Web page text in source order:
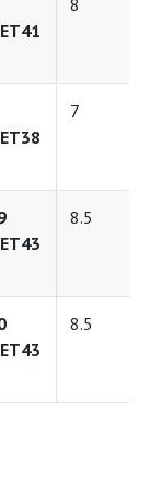
8
7
8.5
8.5